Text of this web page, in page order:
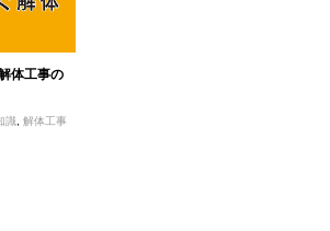
体工事の
識, 解体工事